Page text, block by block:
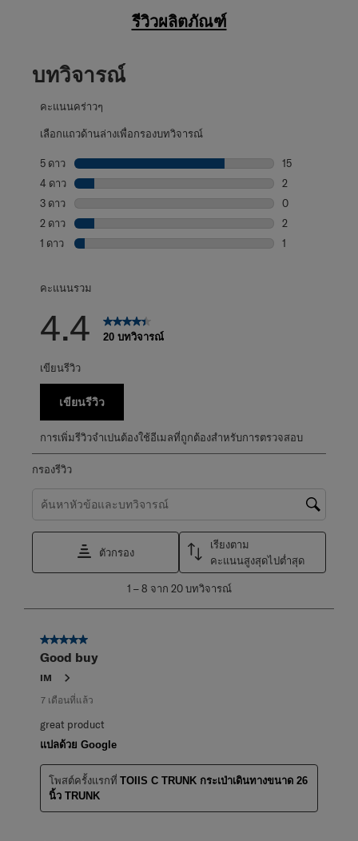
รีวิวผลิตภัณฑ์
บทวิจารณ์
คะแนนคร่าวๆ
เลือกแถวด้านล่างเพื่อกรองบทวิจารณ์
5 ดาว ดาว
15
บทวิจารณ์15 บท
4 ดาว ดาว
2
บทวิจารณ์2 บท
3 ดาว ดาว
0
บทวิจารณ์0 บท
2 ดาว ดาว
2
บทวิจารณ์2 บทที่
1 ดาว ดาว
1
คะแนนรวม
4.4 20 บทวิจารณ์
เขียนรีวิว
เขียนรีวิว
การเพิ่มรีวิวจำเปนต้องใช้อีเมลที่ถูกต้องสำหรับการตรวจสอบ
กรองรีวิว
ค้นหาหัวข้อและตรวจสอบภูมิภาคการค้นหา
ตัวกรอง
เรียงตาม
คะแนนสูงสุดไปต่ำสุด
8
วิจารณ์
1 – 8 จาก 20 บทวิจารณ์
5 จาก 5 ดาว
Good buy
IM
7 เดือนที่แล้ว
great product
แปลด้วย Google
โพสต์ครั้งแรกที่ TOIIS C TRUNK กระเป่าเดินทางขนาด 26
นิ้ว TRUNK